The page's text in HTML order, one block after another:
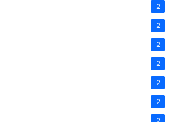
2
2
2
2
2
2